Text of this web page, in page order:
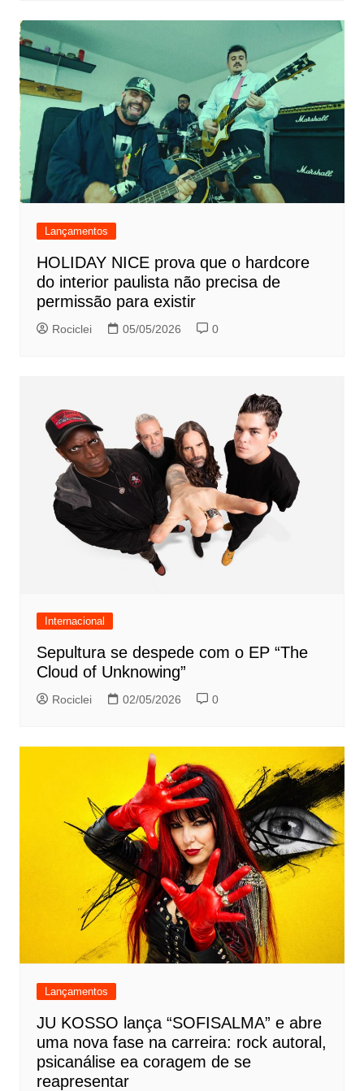
Lançamentos
HOLIDAY NICE prova que o hardcore
do interior paulista não precisa de
permissão para existir
Rociclei 05/05/2026 0
Internacional
Sepultura se despede com o EP “The
Cloud of Unknowing”
Rociclei 02/05/2026 0
Lançamentos
JU KOSSO lança “SOFISALMA” e abre
uma nova fase na carreira: rock autoral,
psicanálise ea coragem de se
reapresentar